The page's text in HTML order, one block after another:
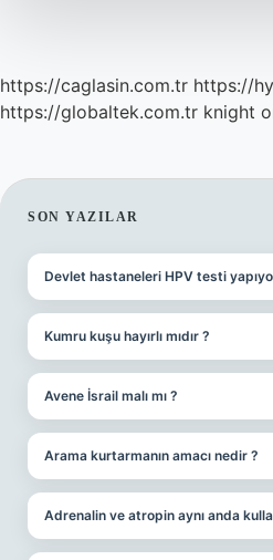
https://caglasin.com.tr https://
https://globaltek.com.tr knight
SIDEBAR
SON YAZILAR
Devlet hastaneleri HPV testi
Kumru kuşu hayırlı mıdır ?
Avene İsrail malı mı ?
Arama kurtarmanın amacı nedir ?
Adrenalin ve atropin aynı anda